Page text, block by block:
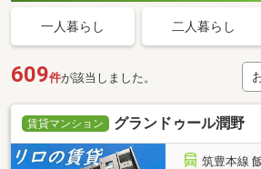
一人暮らし 二人暮らし
609件が該当しました。
賃貸マンション グランドゥール潤野
筑豊本線